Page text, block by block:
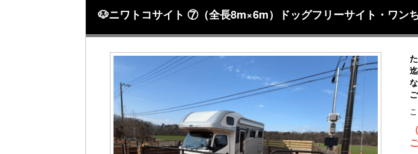
🐶ニワトコサイト ⑦（全長8m×6m）ドッグフリーサイト・ワン